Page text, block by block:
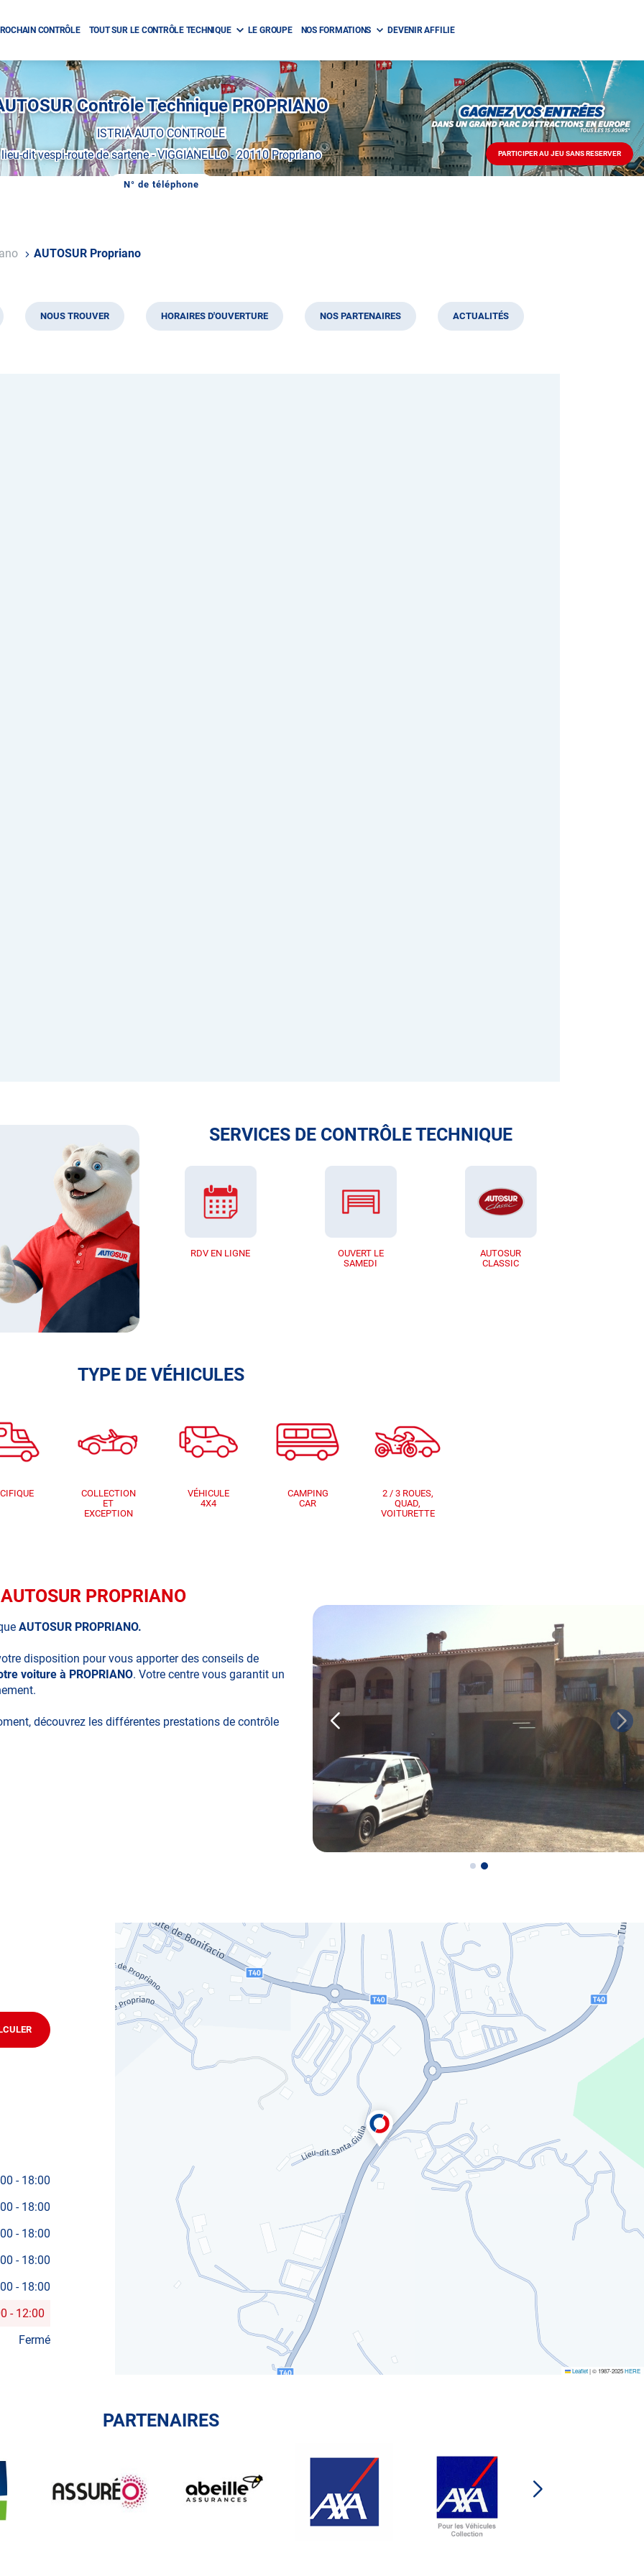
CONTRÔLE TOUT SUR LE CONTRÔLE TECHNIQUE LE GROUPE NOS FORMATIONS DEVENIR AFFILIE
PARTICIPER AU JEU SANS RESERVER
PARTICIPER
AU
JEU
Contrôle Technique PROPRIANO
ISTRIA AUTO CONTROLE
lieu-dit vespi-route de sartene-VIGGIANELLO-20110 Propriano
N° de téléphone
AFFICHER
AUTOSUR Propriano
NOUS TROUVER HORAIRES D'OUVERTURE NOS PARTENAIRES ACTUALITÉS
SERVICES DE CONTRÔLE TECHNIQUE
RDV EN LIGNE
OUVERT LE
SAMEDI
AUTOSUR
CLASSIC
TYPE DE VÉHICULES
COLLECTION
ET
EXCEPTION
VÉHICULE
4X4
CAMPING
CAR
2 / 3 ROUES,
QUAD,
VOITURETTE
PROPRIANO
AUTOSUR PROPRIANO.
disposition pour vous apporter des conseils de
voiture à PROPRIANO. Votre centre vous garantit un
découvrez les différentes prestations de contrôle
3 roues, quad, voiturette, voiture sans permis)
volontaire / partiel
votre véhicule : Prenez RDV dans votrecentre de
JUSQU'AU
POINT
- 18:00
- 18:00
- 18:00
- 18:00
- 18:00
- 12:00
Fermé
Leaflet|© 1987-2025HERE
PARTENAIRES